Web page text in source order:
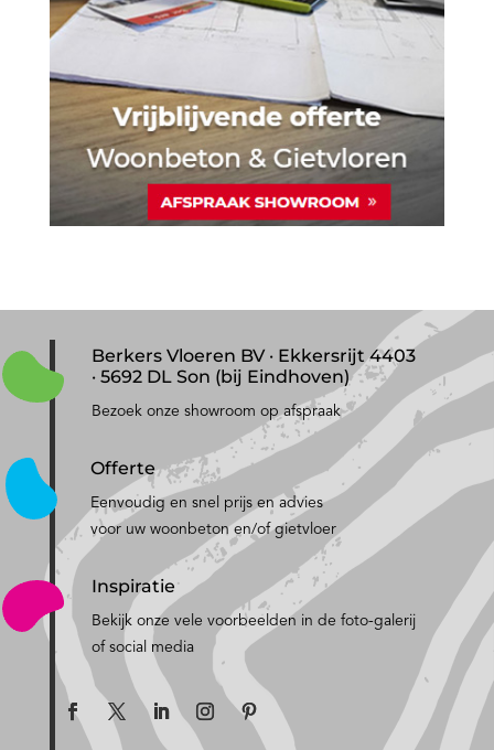
Berkers Vloeren BV · Ekkersrijt 4403
· 5692 DL Son (bij Eindhoven)
Bezoek onze showroom op afspraak
Offerte
Eenvoudig en snel prijs en advies
voor uw woonbeton en/of gietvloer
Inspiratie
Bekijk onze vele voorbeelden in de foto-galerij
of social media